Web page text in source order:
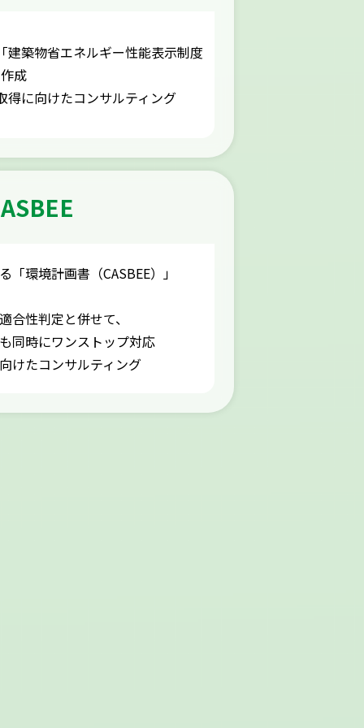
建築物省エネルギー性能表示制度
成
に向けたコンサルティング
「環境計画書（CASBEE）」
合性判定と併せて、
同時にワンストップ対応
けたコンサルティング